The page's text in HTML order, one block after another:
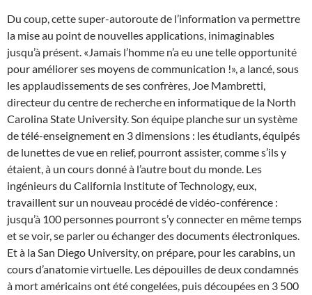
Du coup, cette super-autoroute de l’information va permettre
la mise au point de nouvelles applications, inimaginables
jusqu’à présent. «Jamais l’homme n’a eu une telle opportunité
pour améliorer ses moyens de communication !», a lancé, sous
les applaudissements de ses confrères, Joe Mambretti,
directeur du centre de recherche en informatique de la North
Carolina State University. Son équipe planche sur un système
de télé-enseignement en 3 dimensions : les étudiants, équipés
de lunettes de vue en relief, pourront assister, comme s’ils y
étaient, à un cours donné à l’autre bout du monde. Les
ingénieurs du California Institute of Technology, eux,
travaillent sur un nouveau procédé de vidéo-conférence :
jusqu’à 100 personnes pourront s’y connecter en même temps
et se voir, se parler ou échanger des documents électroniques.
Et à la San Diego University, on prépare, pour les carabins, un
cours d’anatomie virtuelle. Les dépouilles de deux condamnés
à mort américains ont été congelées, puis découpées en 3 500